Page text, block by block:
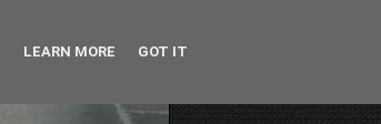
LEARN MORE GOT IT